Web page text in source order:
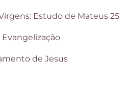
Estudo de Mateus 25
de Jesus